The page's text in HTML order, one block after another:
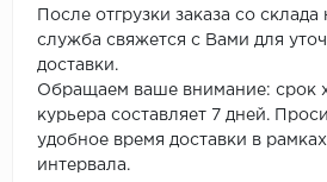
После отгрузки заказа со
служба свяжется с Вами для
доставки.
Обращаем ваше внимание: срок
курьера составляет 7 дней.
удобное время доставки в
интервала.